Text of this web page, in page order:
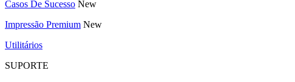
Casos De Sucesso New
Impressão Premium New
Utilitários
SUPORTE